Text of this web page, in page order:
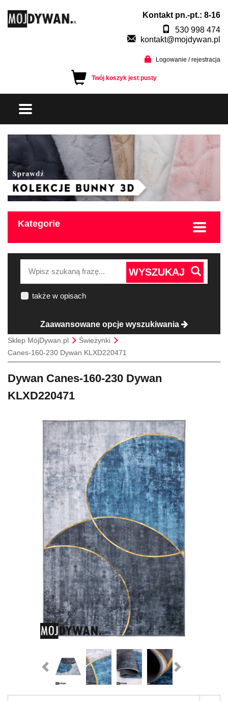
Kontakt pn.-pt.: 8-16
530 998 474
kontakt@mojdywan.pl
Logowanie / rejestracja
Twój koszyk jest pusty
Kategorie
WYSZUKAJ
także w opisach
Zaawansowane opcje wyszukiwania
Sklep MójDywan.pl
Świeżynki
Canes-160-230 Dywan KLXD220471
Dywan Canes-160-230 Dywan
KLXD220471